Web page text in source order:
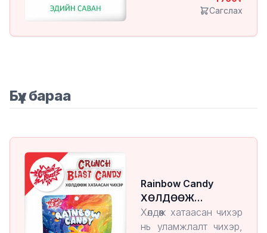
Сагслах
Бүх бараа
Rainbow Candy
ХӨЛДӨӨЖ
ХАТААСАН ЧИХЭР
Хөлдөөж хатаасан чихэр
нь уламжлалт чихэр,